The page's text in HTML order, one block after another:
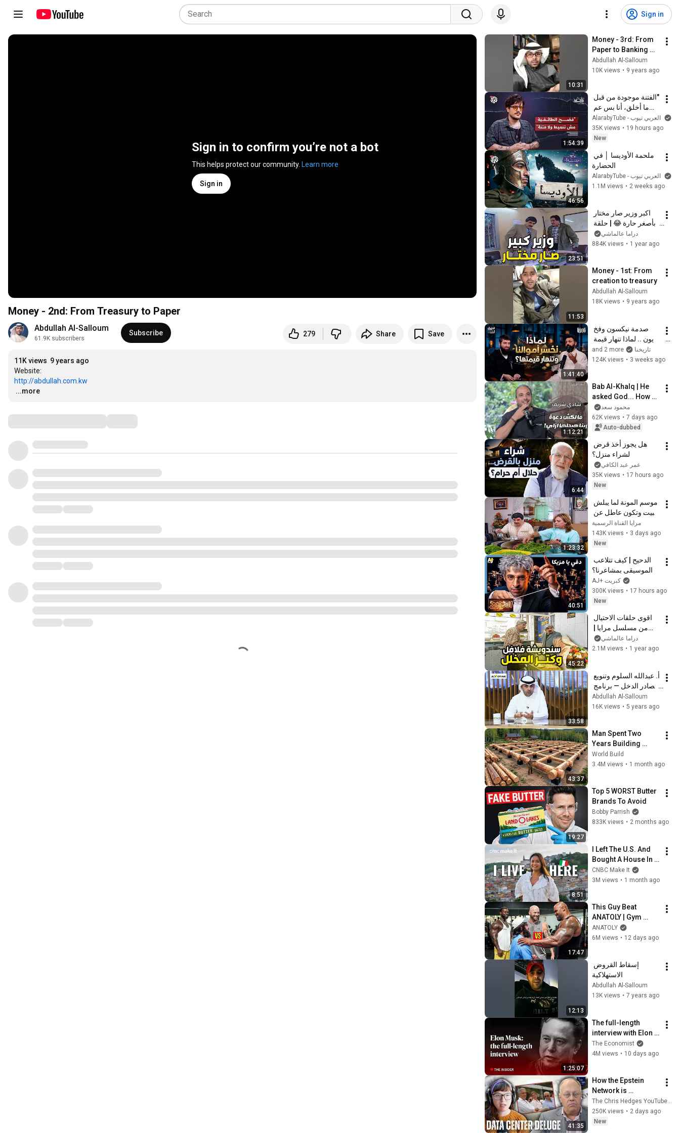
Sign in
Sign in to confirm you’re not a bot
This helps protect our community. Learn more
Sign in
Money - 2nd: From Treasury to Paper
Abdullah Al-Salloum
61.9K subscribers
Subscribe 279 Share Save
11K views 9 years ago
http://abdullah.com.kw
…
...more
10:31
Money - 3rd: From
Paper to Banking
System
Abdullah Al-Salloum
10K views • 9 years ago
1:54:39
ضوّيلكم قديش بشعة" |
محمد الدايخ | هامش
جاد
35K views • 19 hours ago
New
46:56
الحضارة
AlarabyTube - العربي تيوب
1.1M views • 2 weeks ago
23:51
ولا اروع من مرايا
دراما عالماشي
884K views • 1 year ago
11:53
Money - 1st: From
creation to treasury
Abdullah Al-Salloum
18K views • 9 years ago
1:41:40
أموالنا؟ | قصة المال |
06
تاريخنا
and 2 more
124K views • 3 weeks ago
1:12:21
Bab Al-Khalq | He
asked God... How
will you solve this?
And the answer
came! Shady
محمود سعد
62K views • 7 days ago
Auto-dubbed
6:44
لشراء منزل؟
عمر عبد الكافي
35K views • 17 hours ago
New
1:23:32
العمل هههه ـ مرايا
مرايا القناة الرسمية
143K views • 3 days ago
New
40:51
الموسيقى بمشاعرنا؟
AJ+ كبريت
300K views • 17 hours ago
New
45:22
الفلافل نصب عليه
دراما عالماشي
2.1M views • 1 year ago
33:58
ديرة
Abdullah Al-Salloum
16K views • 5 years ago
43:37
Man Spent Two
Years Building
HUGE Wooden
House for his
@bjornbrenton
World Build
3.4M views • 1 month ago
19:27
Top 5 WORST Butter
Brands To Avoid
Bobby Parrish
833K views • 2 months ago
8:51
I Left The U.S. And
Bought A House In
Italy For $13K
CNBC Make It
3M views • 1 month ago
17:47
This Guy Beat
ANATOLY | Gym
CHALLENGE Went
Wrong
ANATOLY
6M views • 12 days ago
12:13
الاستهلاكية
Abdullah Al-Salloum
13K views • 7 years ago
1:25:07
The full-length
interview with Elon
Musk | The
Economist
The Economist
4M views • 10 days ago
41:35
How the Epstein
Network is
Privatizing Govt &
Building the
Surveillance
The Chris Hedges YouTube Channel
250K views • 2 days ago
New